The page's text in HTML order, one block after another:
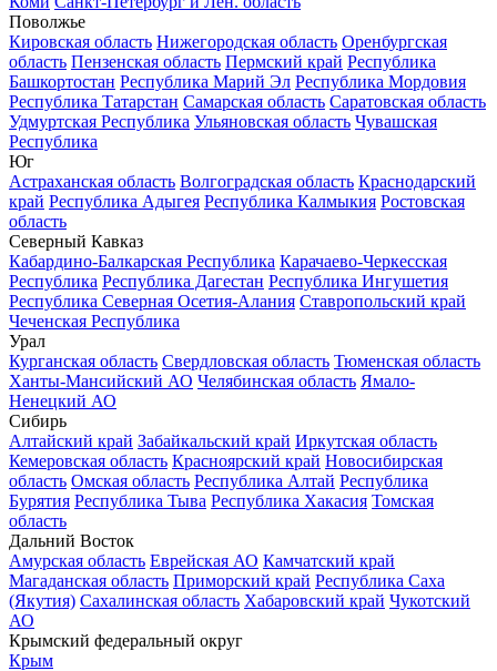
Поволжье
Кировская область Нижегородская область Оренбургская
область Пензенская область Пермский край Республика
Башкортостан Республика Марий Эл Республика Мордовия
Республика Татарстан Самарская область Саратовская область
Удмуртская Республика Ульяновская область Чувашская
Республика
Юг
Астраханская область Волгоградская область Краснодарский
край Республика Адыгея Республика Калмыкия Ростовская
область
Северный Кавказ
Кабардино-Балкарская Республика Карачаево-Черкесская
Республика Республика Дагестан Республика Ингушетия
Республика Северная Осетия-Алания Ставропольский край
Чеченская Республика
Урал
Курганская область Свердловская область Тюменская область
Ханты-Мансийский АО Челябинская область Ямало-
Ненецкий АО
Сибирь
Алтайский край Забайкальский край Иркутская область
Кемеровская область Красноярский край Новосибирская
область Омская область Республика Алтай Республика
Бурятия Республика Тыва Республика Хакасия Томская
область
Дальний Восток
Амурская область Еврейская АО Камчатский край
Магаданская область Приморский край Республика Саха
(Якутия) Сахалинская область Хабаровский край Чукотский
АО
Крымский федеральный округ
Крым